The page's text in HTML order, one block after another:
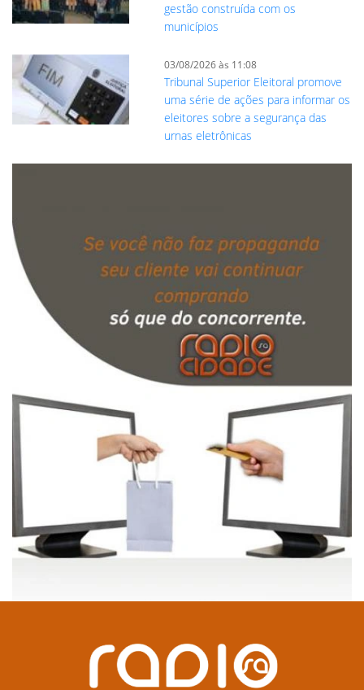
gestão construída com os
municípios
03/08/2026 às 11:08
Tribunal Superior Eleitoral promove
uma série de ações para informar os
eleitores sobre a segurança das
urnas eletrônicas